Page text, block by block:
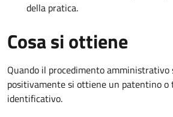
della pratica.
Cosa si ottiene
Quando il procedimento amministrativo
positivamente si ottiene un patentino o
identificativo.